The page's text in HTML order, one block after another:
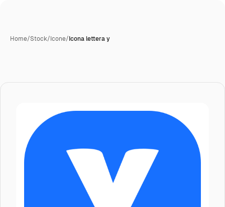
Home/Stock/Icone/Icona lettera y